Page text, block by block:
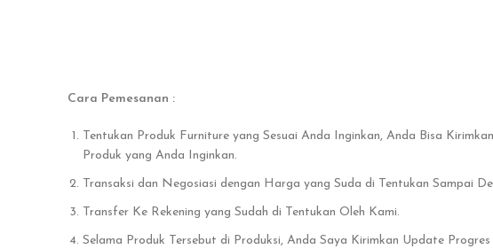
Cara Pemesanan :
Tentukan Produk Furniture yang Sesuai Anda Inginkan, Anda Bisa
Produk yang Anda Inginkan.
Transaksi dan Negosiasi dengan Harga yang Suda di Tentukan Sampai
Transfer Ke Rekening yang Sudah di Tentukan Oleh Kami.
Selama Produk Tersebut di Produksi, Anda Saya Kirimkan Update